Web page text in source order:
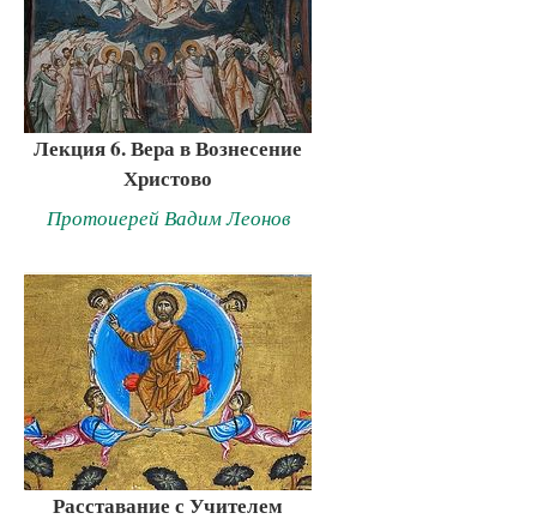
Лекция 6. Вера в Вознесение
Христово
Протоиерей Вадим Леонов
Расставание с Учителем